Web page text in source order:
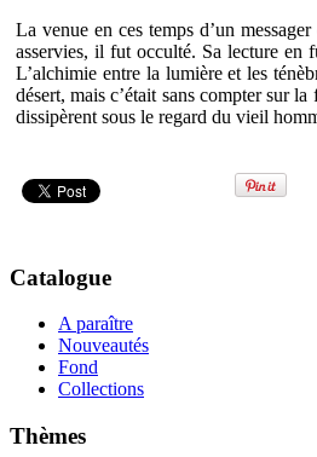
La venue en ces temps d’un
asservies, il fut occulté. Sa lecture en
L’alchimie entre la lumière et les
désert, mais c’était sans compter sur
dissipèrent sous le regard du vieil
Catalogue
A paraître
Nouveautés
Fond
Collections
Thèmes